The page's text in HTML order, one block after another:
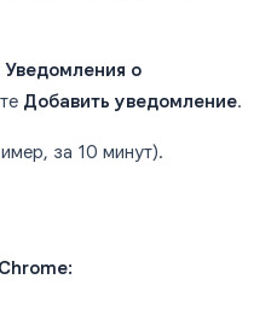
Уведомления о
Добавить уведомление.
за 10 минут).